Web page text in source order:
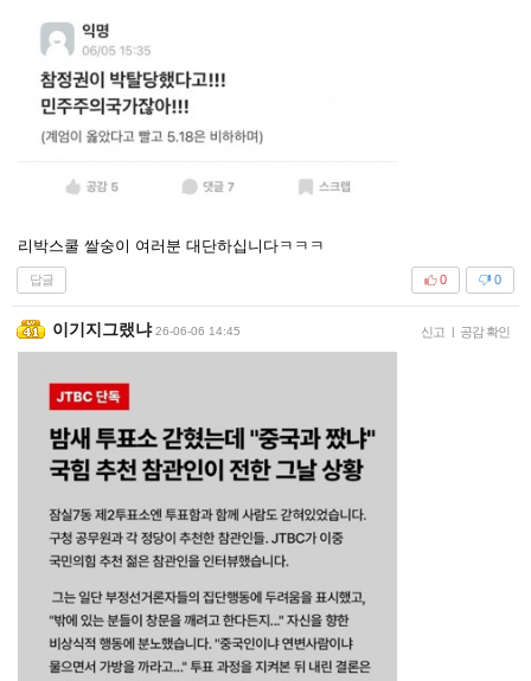
리박스쿨 쌀숭이 여러분 대단하십니다ㅋㅋㅋ
답글 0
0
이기지그랬냐 26-06-06 14:45 신고 | 공감 확인